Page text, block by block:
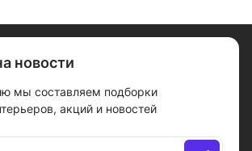
новости
мы составляем подборки
акций и новостей